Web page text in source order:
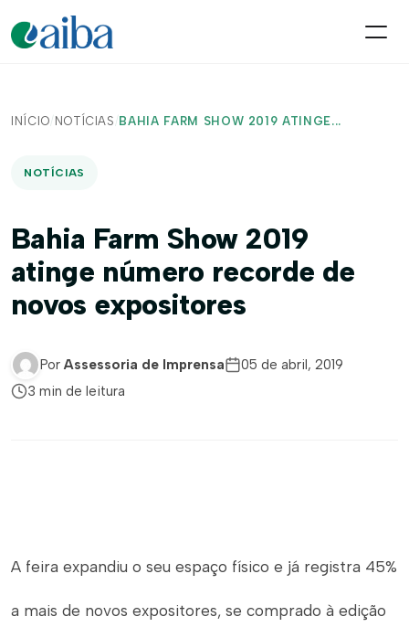
INÍCIO/ NOTÍCIAS / BAHIA FARM SHOW 2019 ATINGE...
NOTÍCIAS
Bahia Farm Show 2019
atinge número recorde de
novos expositores
Por Assessoria de Imprensa
05 de abril, 2019
3 min de leitura
A feira expandiu o seu espaço físico e já registra 45%
a mais de novos expositores, se comprado à edição